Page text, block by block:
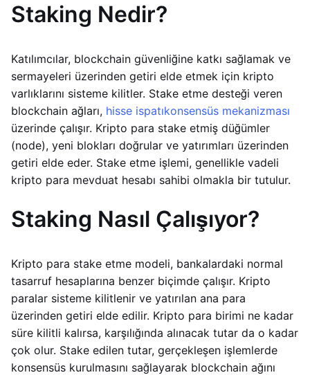
Staking Nedir?
Katılımcılar, blockchain güvenliğine katkı sağlamak ve
sermayeleri üzerinden getiri elde etmek için kripto
varlıklarını sisteme kilitler. Stake etme desteği veren
blockchain ağları, hisse ispatıkonsensüs mekanizması
üzerinde çalışır. Kripto para stake etmiş düğümler
(node), yeni blokları doğrular ve yatırımları üzerinden
getiri elde eder. Stake etme işlemi, genellikle vadeli
kripto para mevduat hesabı sahibi olmakla bir tutulur.
Staking Nasıl Çalışıyor?
Kripto para stake etme modeli, bankalardaki normal
tasarruf hesaplarına benzer biçimde çalışır. Kripto
paralar sisteme kilitlenir ve yatırılan ana para
üzerinden getiri elde edilir. Kripto para birimi ne kadar
süre kilitli kalırsa, karşılığında alınacak tutar da o kadar
çok olur. Stake edilen tutar, gerçekleşen işlemlerde
konsensüs kurulmasını sağlayarak blockchain ağını